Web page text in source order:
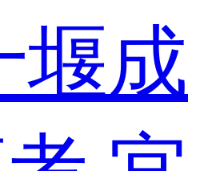
堰成